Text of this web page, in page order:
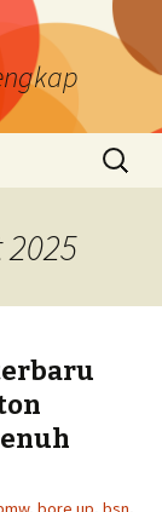
Search
for: